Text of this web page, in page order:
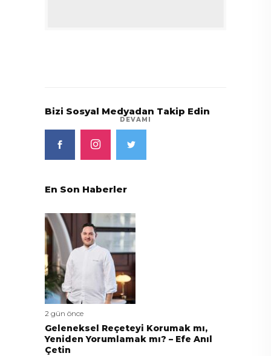
DEVAMI
Bizi Sosyal Medyadan Takip Edin
En Son Haberler
2 gün önce
Geleneksel Reçeteyi Korumak mı,
Yeniden Yorumlamak mı? – Efe Anıl
Çetin